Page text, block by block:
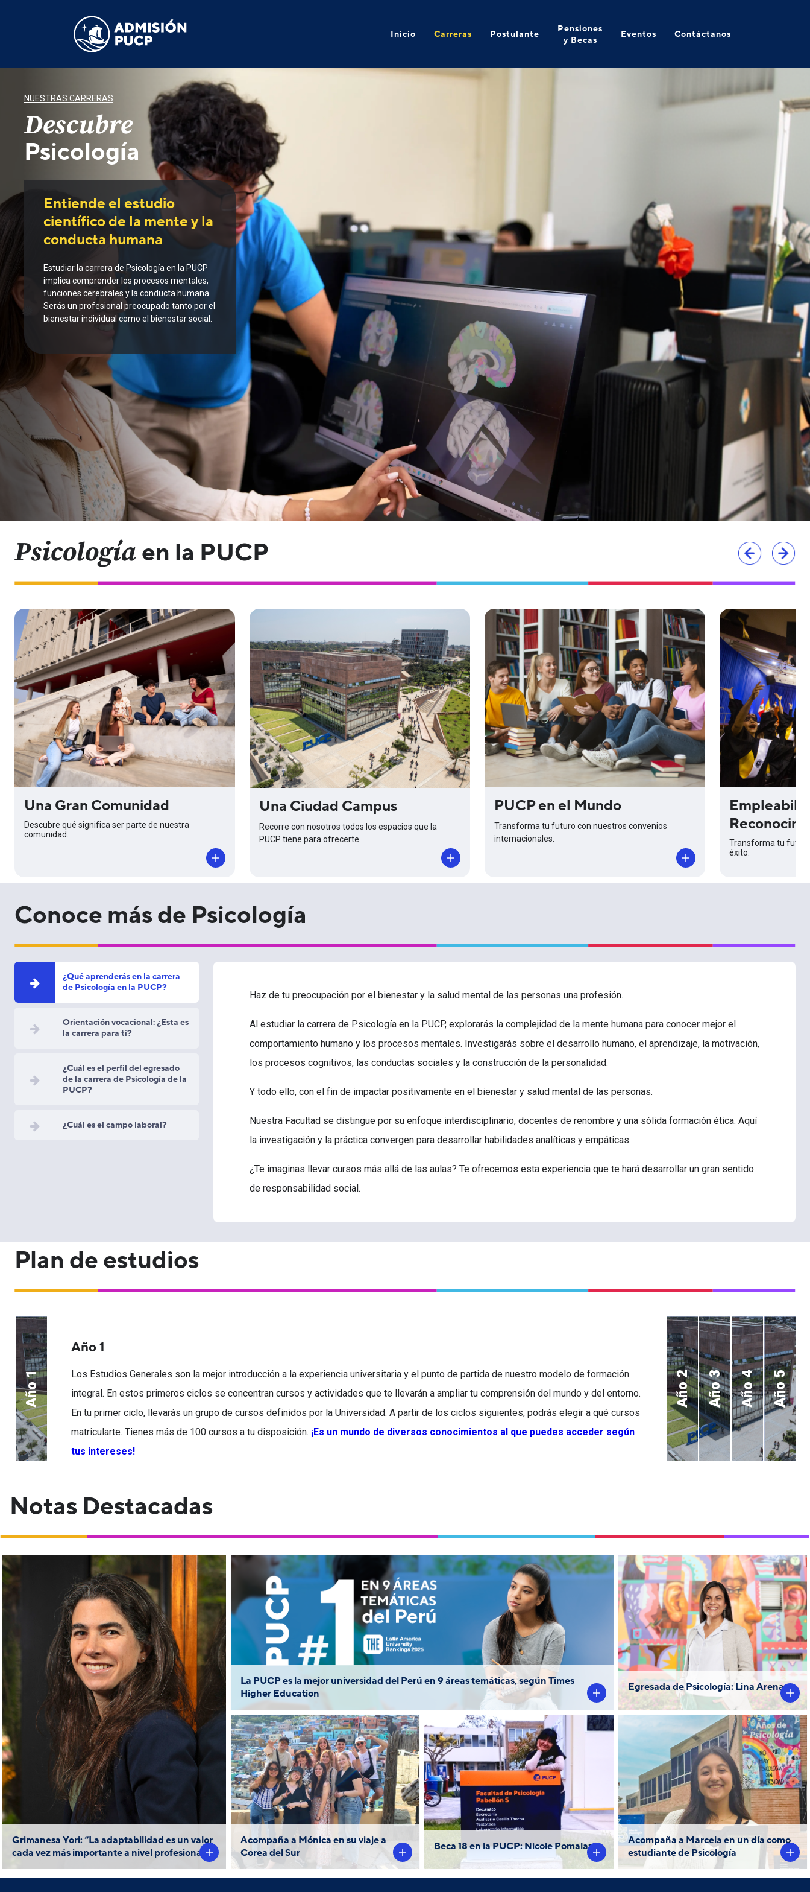
Inicio Carreras Postulante
Pensiones
y Becas
Eventos Contáctanos
NUESTRAS CARRERAS
Descubre
Psicología
Entiende el estudio
científico de la mente y la
conducta humana
Estudiar la carrera de Psicología en la PUCP
implica comprender los procesos mentales,
funciones cerebrales y la conducta humana.
Serás un profesional preocupado tanto por el
bienestar individual como el bienestar social.
Psicologíaen la PUCP
Una Gran Comunidad
Descubre qué significa ser parte de nuestra
comunidad.
Una Ciudad Campus
Recorre con nosotros todos los espacios que la
PUCP tiene para ofrecerte.
⁠PUCP en el Mundo
Transforma tu futuro con nuestros convenios
internacionales.
Transforma tu
éxito.
Conoce más de Psicología
¿Qué aprenderás en la carrera
de Psicología en la PUCP?
Orientación vocacional: ¿Esta es
la carrera para ti?
¿Cuál es el perfil del egresado
de la carrera de Psicología de la
PUCP?
¿Cuál es el campo laboral?
Haz de tu preocupación por el bienestar y la salud mental de las personas una profesión.
Al estudiar la carrera de Psicología en la PUCP, explorarás la complejidad de la mente humana para conocer mejor el
comportamiento humano y los procesos mentales. Investigarás sobre el desarrollo humano, el aprendizaje, la motivación,
los procesos cognitivos, las conductas sociales y la construcción de la personalidad.
Y todo ello, con el fin de impactar positivamente en el bienestar y salud mental de las personas.
Nuestra Facultad se distingue por su enfoque interdisciplinario, docentes de renombre y una sólida formación ética. Aquí
la investigación y la práctica convergen para desarrollar habilidades analíticas y empáticas.
¿Te imaginas llevar cursos más allá de las aulas? Te ofrecemos esta experiencia que te hará desarrollar un gran sentido
de responsabilidad social.
Plan de estudios
Año 1
Año 1
Los Estudios Generales son la mejor introducción a la experiencia universitaria y el punto de partida de nuestro modelo de formación
integral. En estos primeros ciclos se concentran cursos y actividades que te llevarán a ampliar tu comprensión del mundo y del entorno.
En tu primer ciclo, llevarás un grupo de cursos definidos por la Universidad. A partir de los ciclos siguientes, podrás elegir a qué cursos
matricularte. Tienes más de 100 cursos a tu disposición. ¡Es un mundo de diversos conocimientos al que puedes acceder según
tus intereses!
Año 2 Año 3 Año 4 Año 5
Notas Destacadas
Grimanesa Yori: “La adaptabilidad es un valor
cada vez más importante a nivel profesional”
Grimanesa Yori es egresada de
Psicología de nuestra Universidad y
actualmente es
head
de Labentana,
el laboratorio de innovación de
Intercorp Financial Services (IFS).
Desde allí, viene liderando la
creación de una serie de iniciativas
orientadas a mejorar la calidad de
vida de más peruanos a través del
diseño de servicios financieros.
Conozcamos qué hay detrás de esta
líder PUCP que transforma.
La PUCP es la mejor universidad del Perú en 9 áreas temáticas, según Times
Higher Education
Venimos mejorando nuestro desempeño de manera sostenida, y
somos la única universidad peruana que cumple con los requisitos
para estar en el ranking en Derecho, Negocios y Economía, Ciencias
Físicas, Artes y Humanidades, y Psicología. Además, en las 9 áreas en
las que listamos, somos líderes nacionales en los indicadores de
Enseñanza, Investigación de calidad (citaciones), Ingresos de la
industria y Proyección Internacional
Egresada de Psicología: Lina Arenas
Conoce la historia de la
egresada Lina Arenas y su
experiencia universitaria en
la PUCP.
Acompaña a Mónica en su viaje a
Corea del Sur
En la PUCP tendrás una
formación internacional en
nuestros mas de 200
programas de intercambio.
Beca 18 en la PUCP: Nicole Pomalaza
Nicole Pomalaza, estudiante
de Psicología PUCP, nos
muestra cómo Beca 18 fue
el inicio de su gran carrera
profesional
Acompaña a Marcela en un día como
estudiante de Psicología
Explora junto a Marcela una
semana en la carrera de
Psicología PUCP y conoce
cómo comprender los
procesos mentales,
funciones cerebrales y
conducta humana.